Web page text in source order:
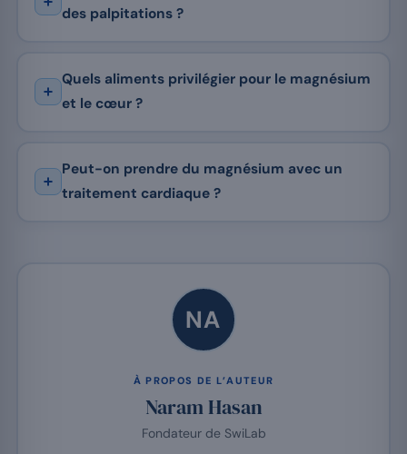
des palpitations ?
Quels aliments privilégier pour le magnésium
et le cœur ?
Peut-on prendre du magnésium avec un
traitement cardiaque ?
NA
À PROPOS DE L’AUTEUR
Naram Hasan
Fondateur de SwiLab